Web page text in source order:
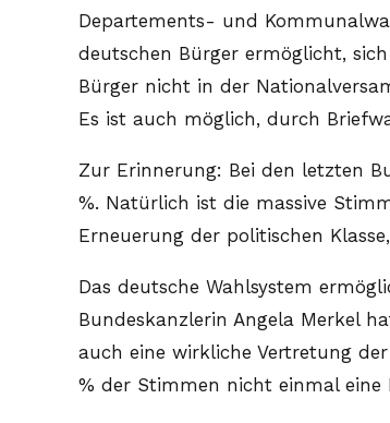
Departements- und
deutschen Bürger ermöglicht,
Bürger nicht in der
Es ist auch möglich, durch
Zur Erinnerung: Bei den letzten
%. Natürlich ist die massive
Erneuerung der politischen
Das deutsche Wahlsystem
Bundeskanzlerin Angela Merkel
auch eine wirkliche Vertretung
% der Stimmen nicht einmal